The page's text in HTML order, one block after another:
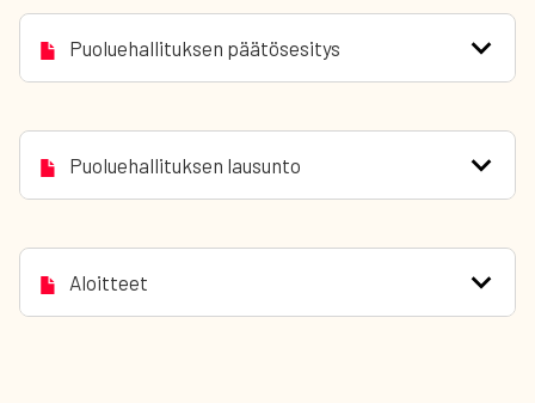
Puoluehallituksen päätösesitys
Puoluehallituksen lausunto
Aloitteet